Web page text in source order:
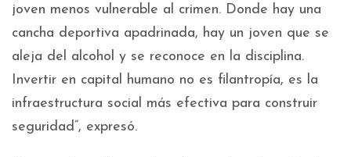
joven menos vulnerable al crimen. Donde hay una
cancha deportiva apadrinada, hay un joven que se
aleja del alcohol y se reconoce en la disciplina.
Invertir en capital humano no es filantropía, es la
infraestructura social más efectiva para construir
seguridad”, expresó.